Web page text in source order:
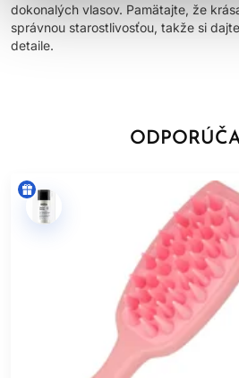
dokonalých vlasov. Pamätajte, že
správnou starostlivosťou, takže si
detaile.